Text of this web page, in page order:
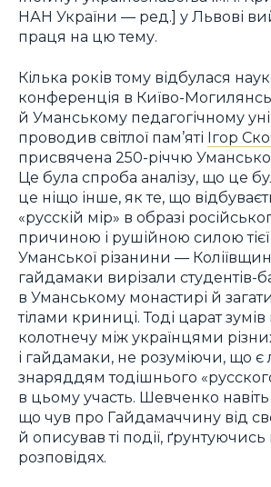
НАН України — ред.] у Львові
праця на цю тему.
Кілька років тому відбулася
конференція в Київо-
й Уманському педагогічному
проводив світлої пам’яті Ігор
присвячена 250-річчю
Це була спроба аналізу, що це
це ніщо інше, як те, що
«русскій мір» в образі
причиною і рушійною силою тієї
Уманської різанини —
гайдамаки вирізали студентів-
в Уманському монастирі й
тілами криниці. Тоді царат зумів
колотнечу між українцями
і гайдамаки, не розуміючи, що
знаряддям тодішнього
в цьому участь. Шевченко
що чув про Гайдамаччину від
й описував ті події,
розповідях.